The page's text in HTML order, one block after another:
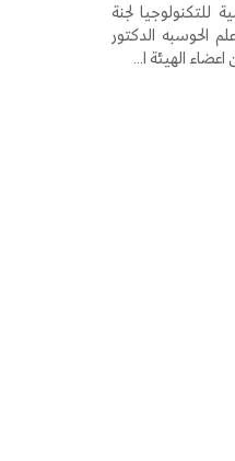
لجنة
الحوسبه الدكتور
الهيئة ا...